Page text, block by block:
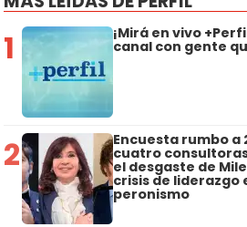
1 ¡Mirá en vivo
canal con gente
2 Encuesta rumbo a
cuatro
el desgaste de
crisis de liderazgo
peronismo